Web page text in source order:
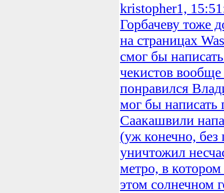
kristopher1,
Горбачеву тоже
на страницах
смог бы
чекистов
понравился
мог бы написать
Саакашвили
(уж конечно,
уничтожил
метро, в
этом солнечном